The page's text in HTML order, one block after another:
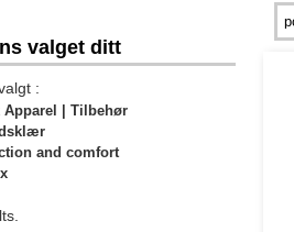
valget ditt
:
Apparel | Tilbehør
and comfort